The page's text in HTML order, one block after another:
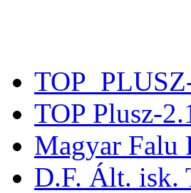
TOP Plusz-
Magyar Falu
D.F. Ált. isk.